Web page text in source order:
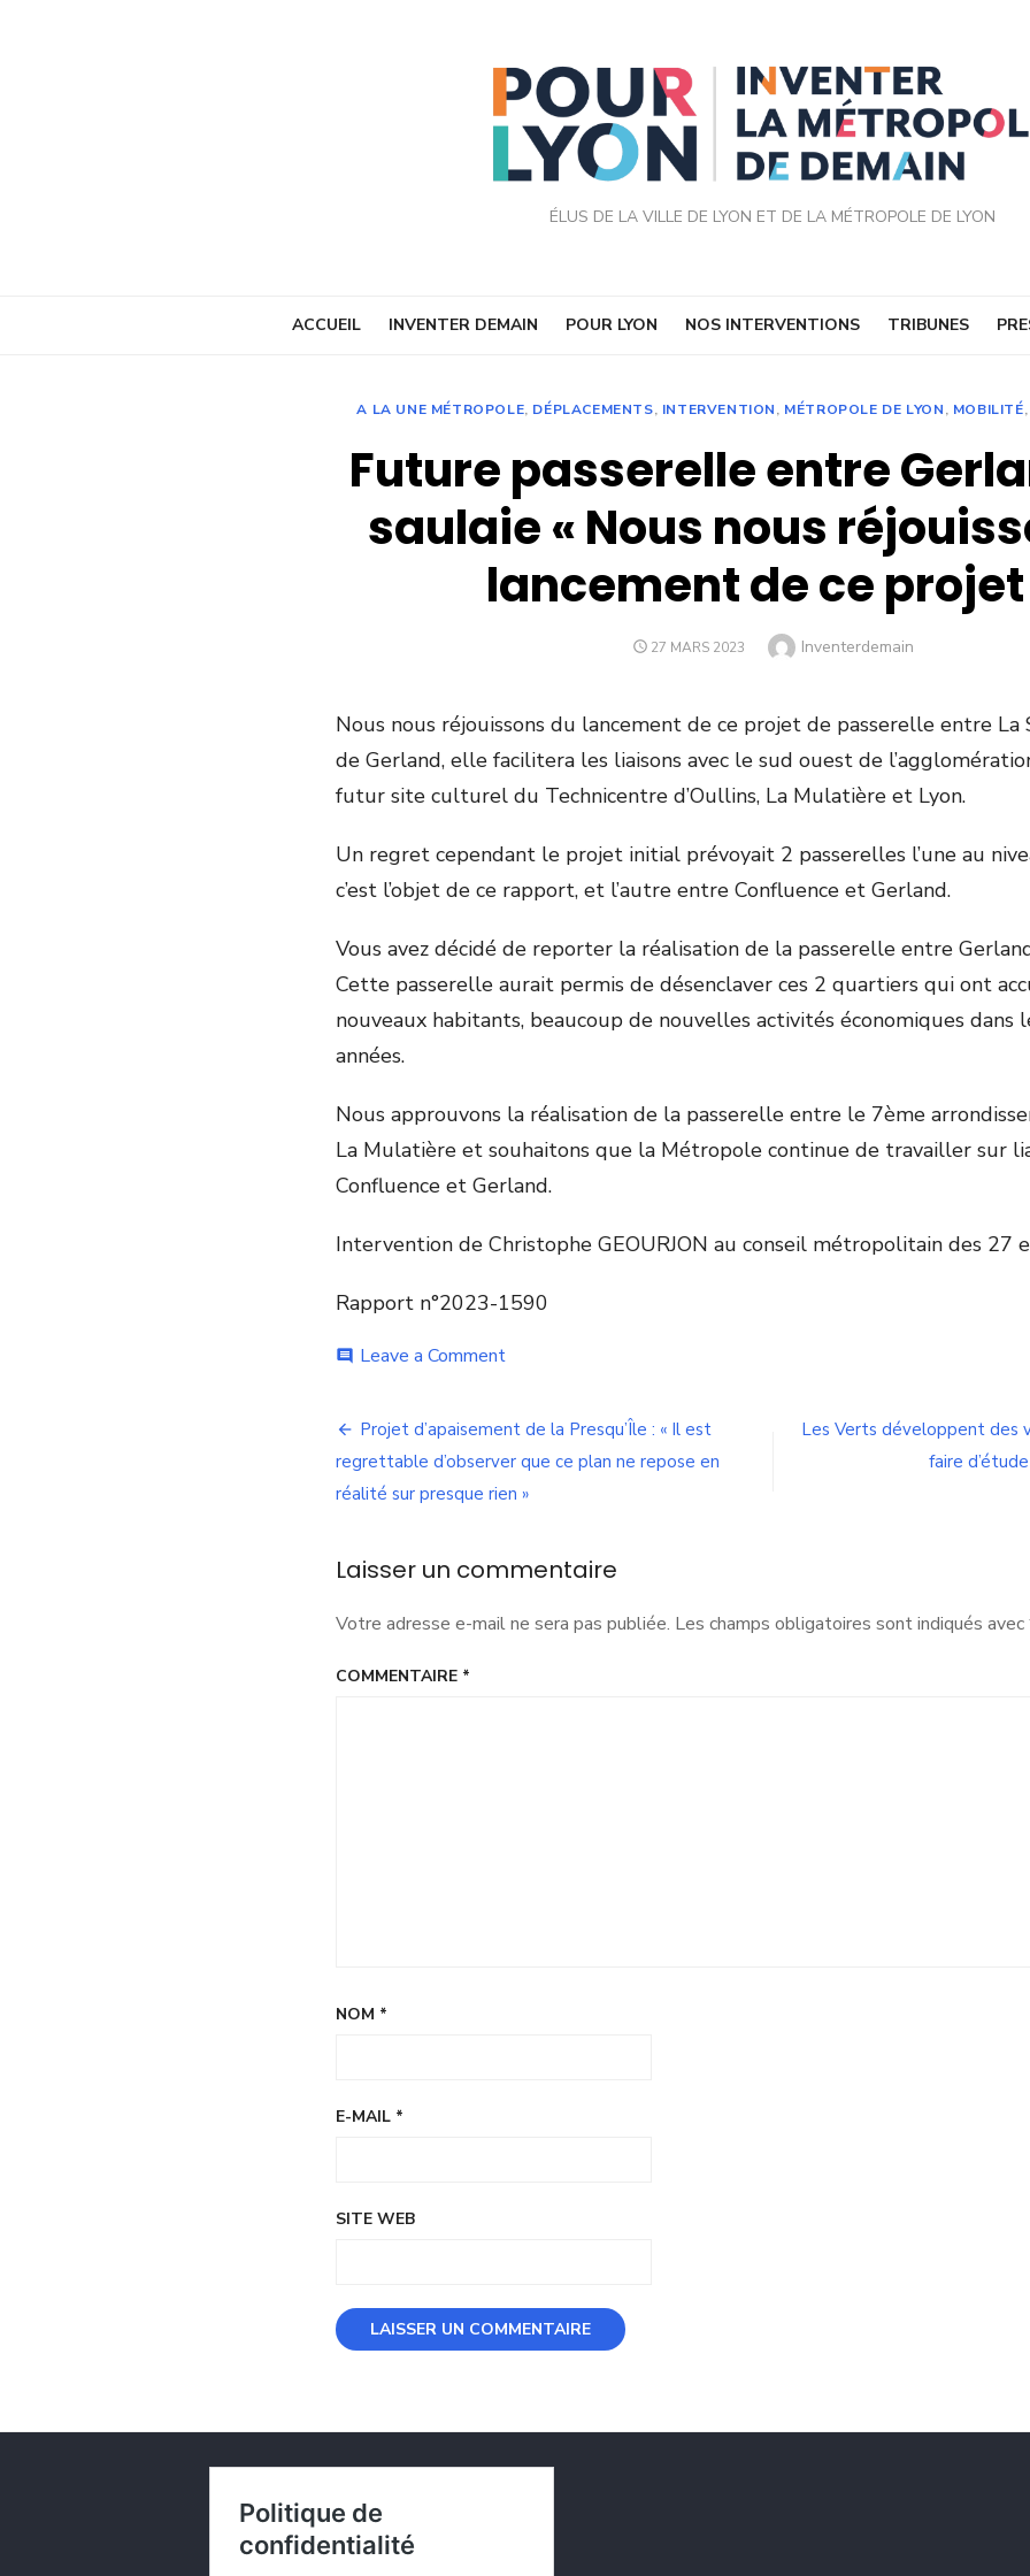
ÉLUS DE LA VILLE DE LYON ET DE LA MÉTROPOLE DE LYON
ACCUEIL INVENTER DEMAIN POUR LYON NOS INTERVENTIONS TRIBUNES
A LA UNE MÉTROPOLE, DÉPLACEMENTS, INTERVENTION, MÉTROPOLE DE LYON, MOBILITÉ
Future passerelle entre
saulaie « Nous nous
lancement de ce projet
POSTED
27 MARS 2023 Author
Inventerdemain
Nous nous réjouissons du lancement de ce projet de passerelle entre La
de Gerland, elle facilitera les liaisons avec le sud ouest de
futur site culturel du Technicentre d’Oullins, La Mulatière et Lyon.
Un regret cependant le projet initial prévoyait 2 passerelles l’une au
c’est l’objet de ce rapport, et l’autre entre Confluence et Gerland.
Vous avez décidé de reporter la réalisation de la passerelle entre
Cette passerelle aurait permis de désenclaver ces 2 quartiers qui ont
nouveaux habitants, beaucoup de nouvelles activités économiques dans
années.
Nous approuvons la réalisation de la passerelle entre le 7ème
La Mulatière et souhaitons que la Métropole continue de travailler sur
Confluence et Gerland.
Intervention de Christophe GEOURJON au conseil métropolitain des 27
Rapport n°2023-1590
comment Leave a Commenton
entre
et
la
nous
réjouissons
lancement
Navigation
de
l’article
Projet d’apaisement de la Presqu’Île : « Il est
regrettable d’observer que ce plan ne repose en
réalité sur presque rien »
Les Verts développent des
faire
Laisser un commentaire
Votre adresse e-mail ne sera pas publiée. Les champs obligatoires sont indiqués avec
COMMENTAIRE *
NOM *
E-MAIL *
SITE WEB